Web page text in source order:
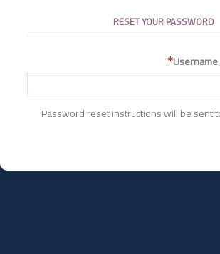
RESET YOUR PASSWORD
Password reset instructions will be sent